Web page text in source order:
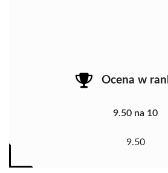
Ocena w
9.50 na 10
9.50